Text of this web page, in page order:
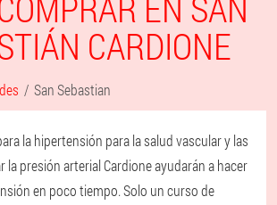
CARDIONE
San Sebastian
la hipertensión para la salud vascular y las
la presión arterial Cardione ayudarán a hacer
en poco tiempo. Solo un curso de